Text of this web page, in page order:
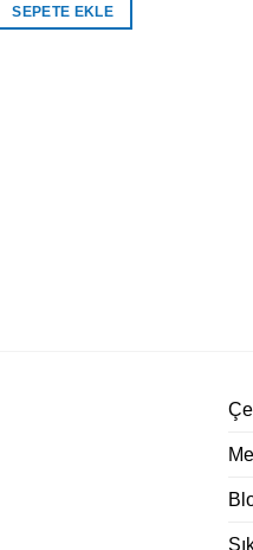
5.00oy aldı
SEPETE EKLE